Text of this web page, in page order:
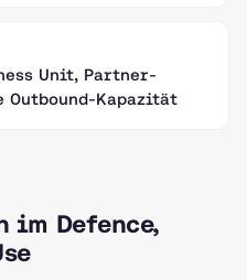
Unit, Partner-
Kapazität
im Defence,